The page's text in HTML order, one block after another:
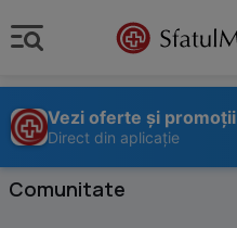
Vezi oferte și promoții
Direct din aplicație
Comunitate